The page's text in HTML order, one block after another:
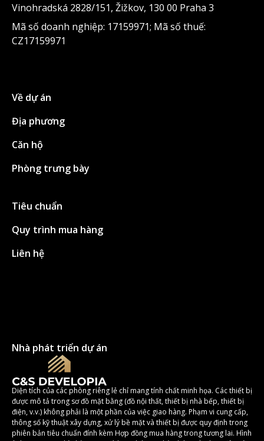
Vinohradská 2828/151, Žižkov, 130 00 Praha 3
Mã số doanh nghiệp: 17159971; Mã số thuế:
CZ17159971
Về dự án
Địa phương
Căn hộ
Phòng trưng bày
Tiêu chuẩn
Quy trình mua hàng
Liên hệ
Diện tích của các phòng riêng lẻ chỉ mang tính chất minh họa. Các thiết bị
được mô tả trong sơ đồ mặt bằng (đồ nội thất, thiết bị nhà bếp, thiết bị
điện, v.v.) không phải là một phần của việc giao hàng. Phạm vi cung cấp,
thông số kỹ thuật xây dựng, xử lý bề mặt và thiết bị được quy định trong
phiên bản tiêu chuẩn đính kèm Hợp đồng mua hàng trong tương lai. Hình
Nhà phát triển dự án